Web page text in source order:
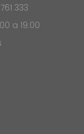
333
a 19:00